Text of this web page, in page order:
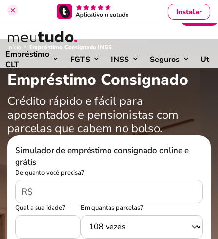
Instalar
Empréstimo
CLT
FGTS INSS Seguros
Entrar
Início › Empréstimo Consignado INSS
Empréstimo Consignado
Crédito rápido e fácil para
aposentados e pensionistas com
parcelas que cabem no bolso.
Simulador de empréstimo consignado online e
grátis
De quanto você precisa?
R$
Qual a sua idade? Em quantas parcelas?